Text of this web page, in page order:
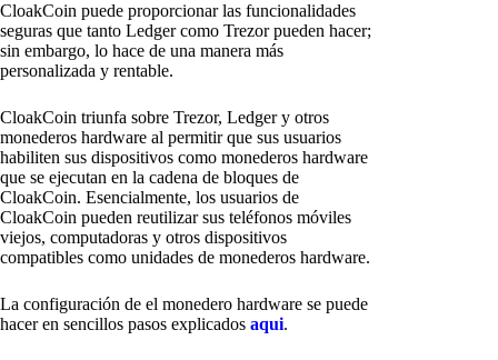
CloakCoin puede proporcionar las funcionalidades
seguras que tanto Ledger como Trezor pueden hacer;
sin embargo, lo hace de una manera más
personalizada y rentable.
CloakCoin triunfa sobre Trezor, Ledger y otros
monederos hardware al permitir que sus usuarios
habiliten sus dispositivos como monederos hardware
que se ejecutan en la cadena de bloques de
CloakCoin. Esencialmente, los usuarios de
CloakCoin pueden reutilizar sus teléfonos móviles
viejos, computadoras y otros dispositivos
compatibles como unidades de monederos hardware.
La configuración de el monedero hardware se puede
hacer en sencillos pasos explicados aqui.